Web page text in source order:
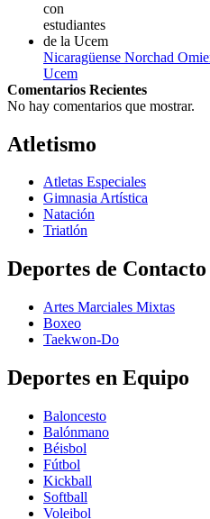
Nicaragüense Norchad
Ucem
Comentarios Recientes
No hay comentarios que mostrar.
Atletismo
Atletas Especiales
Gimnasia Artística
Natación​
Triatlón​
Deportes de Contacto
Artes Marciales Mixtas
Boxeo
Taekwon-Do
Deportes en Equipo
Baloncesto
Balónmano
Béisbol
Fútbol
Kickball​
Softball​
Voleibol​